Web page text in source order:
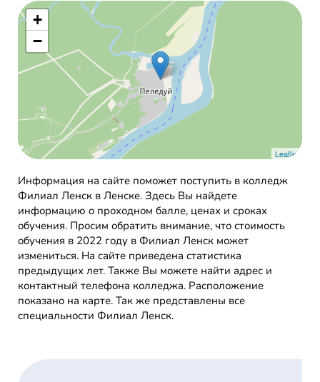
+
−
Leaflet
Информация на сайте поможет поступить в колледж
Филиал Ленск в Ленске. Здесь Вы найдете
информацию о проходном балле, ценах и сроках
обучения. Просим обратить внимание, что стоимость
обучения в 2022 году в Филиал Ленск может
измениться. На сайте приведена статистика
предыдущих лет. Также Вы можете найти адрес и
контактный телефона колледжа. Расположение
показано на карте. Так же представлены все
специальности Филиал Ленск.